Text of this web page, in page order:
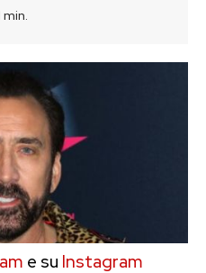
min.
e su Instagram